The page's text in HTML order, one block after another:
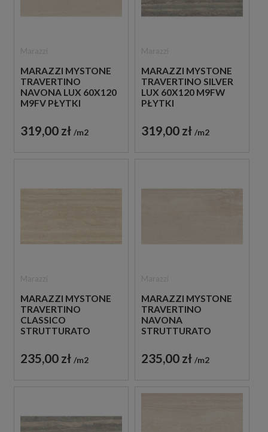
MARAZZI MYSTONE
TRAVERTINO
NAVONA LUX 60X120
M9FV PŁYTKI
319,00 zł m2
MARAZZI MYSTONE
TRAVERTINO SILVER
LUX 60X120 M9FW
PŁYTKI
319,00 zł m2
MARAZZI MYSTONE
TRAVERTINO
CLASSICO
STRUTTURATO
TRAWERTYNOWE
235,00 zł m2
MARAZZI MYSTONE
TRAVERTINO
NAVONA
STRUTTURATO
TRAWERTYNOWE
235,00 zł m2